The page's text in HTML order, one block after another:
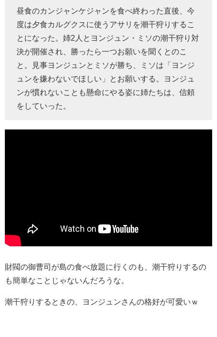
昼食のカンジャンケジャンを食べ終わった直後、今
度は夕食カルグクスに使うアサリを潮干狩りするこ
とになった。姉2 人とヨンジュン・ミソの潮干狩り対
決が開催され、勝ったら一つお願いを聞くとのこ
と。見事ヨンジュンとミソが勝ち、ミソは「ヨンジ
ュンを嫌わないでほしい」とお願いする。ヨンジュ
ンが慣れないことも懸命にやる姿に姉たちは、信頼
をしていった。
財閥の御曹司が島の食べ放題に行くのも、潮干狩りするの
も簡単なことじゃないんだろうな。
潮干狩りするときの、ヨンジュンさんの格好が可愛いｗ